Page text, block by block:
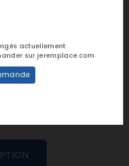
actuellement
sur jeremplace.com